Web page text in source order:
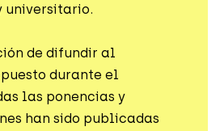
universitario.
de difundir al
durante el
las ponencias y
han sido publicadas